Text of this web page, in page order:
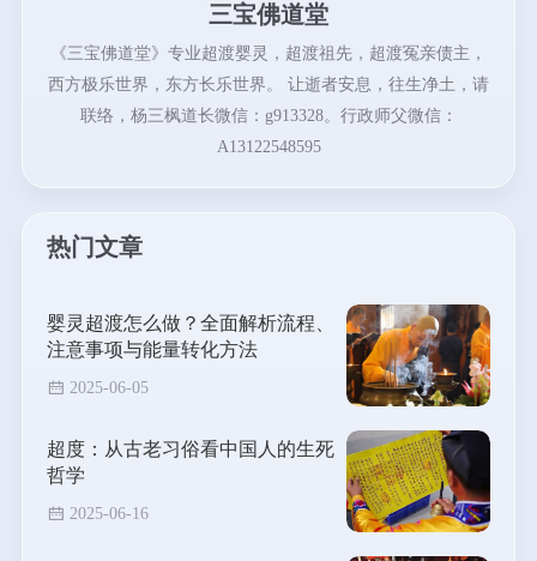
三宝佛道堂
《三宝佛道堂》专业超渡婴灵，超渡祖先，超渡冤亲债主，
西方极乐世界，东方长乐世界。 让逝者安息，往生净土，请
联络，杨三枫道长微信：g913328。行政师父微信：
A13122548595
热门文章
婴灵超渡怎么做？全面解析流程、
注意事项与能量转化方法
2025-06-05
超度：从古老习俗看中国人的生死
哲学
2025-06-16